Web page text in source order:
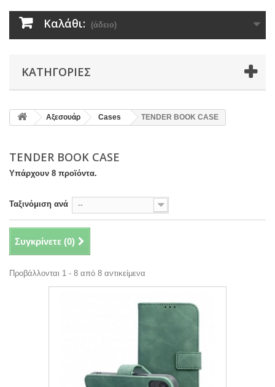
Καλάθι: (άδειο)
ΚΑΤΗΓΟΡΊΕΣ
Αξεσουάρ Cases TENDER BOOK CASE
TENDER BOOK CASE
Υπάρχουν 8 προϊόντα.
Ταξινόμιση ανά --
Συγκρίνετε (0)
Προβάλλονται 1 - 8 από 8 αντικείμενα